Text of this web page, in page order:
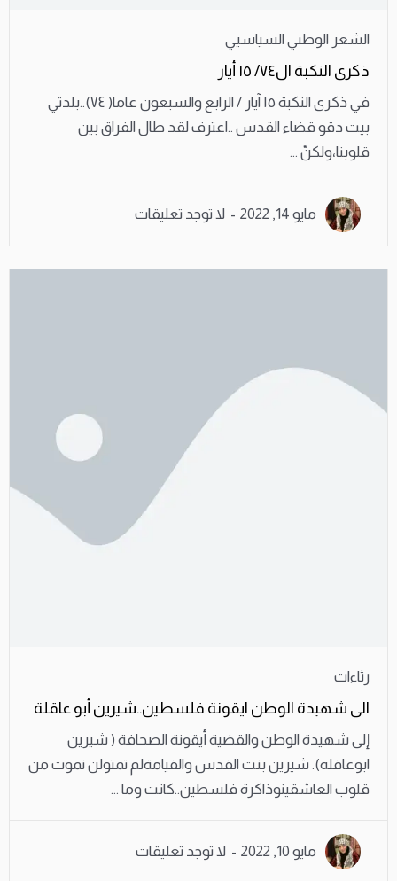
الشعر الوطني السياسيي
ذكرى النكبة ال٧٤/ ١٥ أيار
في ذكرى النكبة ١٥ آيار / الرابع والسبعون عاما( ٧٤)..بلدتي
بيت دقو قضاء القدس ..اعترف لقد طال الفراق بين
قلوبنا،ولكنّ ...
مايو 14, 2022 لا توجد تعليقات
رثاءات
الى شهيدة الوطن ايقونة فلسطين..شيرين أبو عاقلة
إلى شهيدة الوطن والقضية أيقونة الصحافة ( شيرين
ابوعاقله). شيرين بنت القدس والقيامةلم تمتولن تموت من
قلوب العاشقينوذاكرة فلسطين..كانت وما ...
مايو 10, 2022 لا توجد تعليقات